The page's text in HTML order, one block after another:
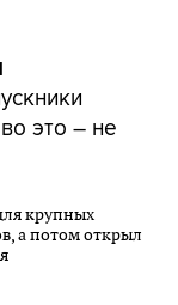
это – не